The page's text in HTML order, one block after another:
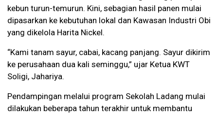
kebun turun-temurun. Kini, sebagian hasil panen mulai
dipasarkan ke kebutuhan lokal dan Kawasan Industri Obi
yang dikelola Harita Nickel.
“Kami tanam sayur, cabai, kacang panjang. Sayur dikirim
ke perusahaan dua kali seminggu,” ujar Ketua KWT
Soligi, Jahariya.
Pendampingan melalui program Sekolah Ladang mulai
dilakukan beberapa tahun terakhir untuk membantu